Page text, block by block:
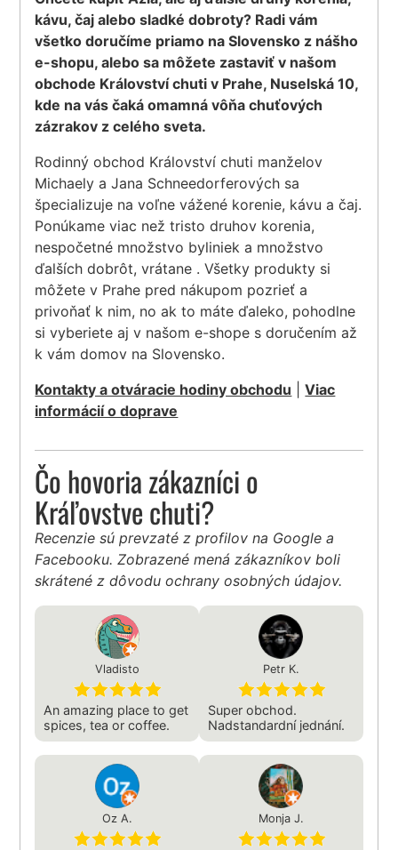
kávu, čaj alebo sladké dobroty? Radi vám
všetko doručíme priamo na Slovensko z nášho
e-shopu, alebo sa môžete zastaviť v našom
obchode Království chuti v Prahe, Nuselská 10,
kde na vás čaká omamná vôňa chuťových
zázrakov z celého sveta.
Rodinný obchod Království chuti manželov
Michaely a Jana Schneedorferových sa
špecializuje na voľne vážené korenie, kávu a čaj.
Ponúkame viac než tristo druhov korenia,
nespočetné množstvo byliniek a množstvo
ďalších dobrôt, vrátane . Všetky produkty si
môžete v Prahe pred nákupom pozrieť a
privoňať k nim, no ak to máte ďaleko, pohodlne
si vyberiete aj v našom e-shope s doručením až
k vám domov na Slovensko.
Kontakty a otváracie hodiny obchodu |Viac
informácií o doprave
Čo hovoria zákazníci o
Kráľovstve chuti?
Recenzie sú prevzaté z profilov na Google a
Facebooku. Zobrazené mená zákazníkov boli
skrátené z dôvodu ochrany osobných údajov.
Vladisto
An amazing place to get
spices, tea or coffee.
Petr K.
Super obchod.
Nadstandardní jednání.
Oz A. Monja J.